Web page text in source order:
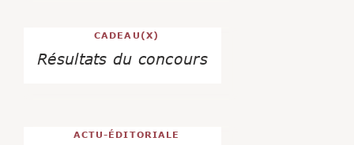
CADEAU(X)
Résultats du concours
ACTU-ÉDITORIALE